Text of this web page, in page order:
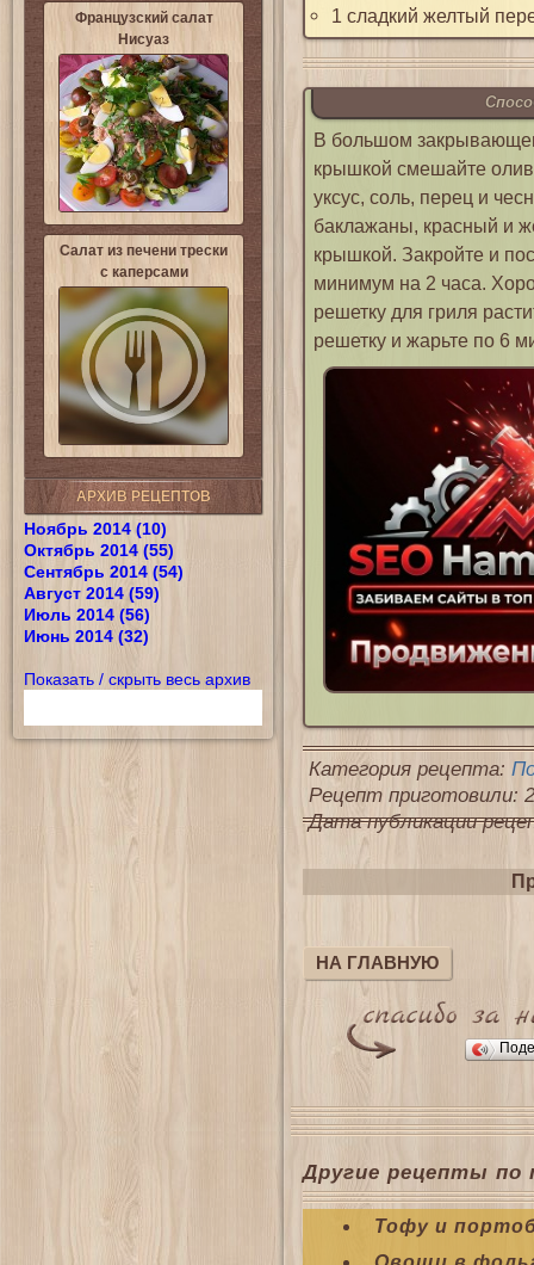
Французский салат
Нисуаз
Салат из печени трески
с каперсами
АРХИВ РЕЦЕПТОВ
Ноябрь 2014 (10)
Октябрь 2014 (55)
Сентябрь 2014 (54)
Август 2014 (59)
Июль 2014 (56)
Июнь 2014 (32)
Показать / скрыть весь архив
1 сладкий желтый
В большом
крышкой смешайте
уксус, соль, перец и
баклажаны, красный и
крышкой. Закройте и
минимум на 2 часа.
решетку для гриля
решетку и жарьте по 6
Категория рецепта:
Рецепт приготовили:
Дата публикации
НА ГЛАВНУЮ
Другие рецепты по
Тофу и